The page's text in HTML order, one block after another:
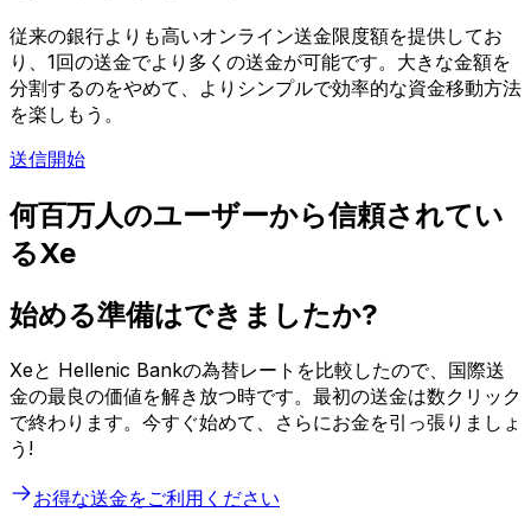
従来の銀行よりも高いオンライン送金限度額を提供してお
り、1回の送金でより多くの送金が可能です。大きな金額を
分割するのをやめて、よりシンプルで効率的な資金移動方法
を楽しもう。
送信開始
何百万人のユーザーから信頼されてい
るXe
始める準備はできましたか?
Xeと Hellenic Bankの為替レートを比較したので、国際送
金の最良の価値を解き放つ時です。最初の送金は数クリック
で終わります。今すぐ始めて、さらにお金を引っ張りましょ
う!
お得な送金をご利用ください